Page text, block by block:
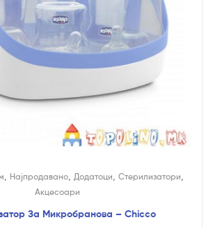
Најпродавано Додатоци Стерилизатори
Акцесоари
За Микробранова – Chicco